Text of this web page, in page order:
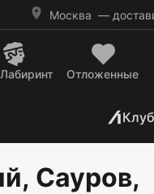
Москва —
Отложенные
Клуб
Сауров,